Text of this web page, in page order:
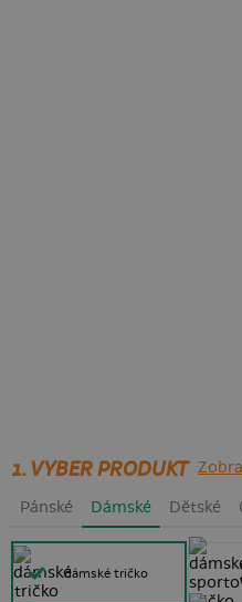
1. VYBER PRODUKT
Pánské Dámské Dětské
dámské tričko